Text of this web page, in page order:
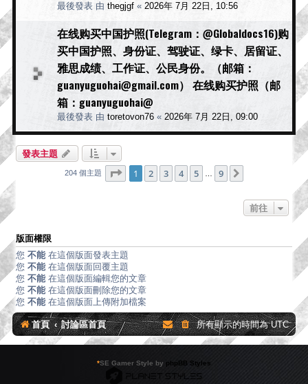
最後發表 由 thegjgf « 2026年 7月 22日, 10:56
在线购买中国护照(Telegram：@Globaldocs16)购
买中国护照、身份证、驾驶证、绿卡、居留证、
雅思成绩、工作证、公民身份。（邮箱：
guanyuguohai@gmail.com） 在线购买护照（邮
箱：guanyuguohai@
最後發表 由 toretovon76 « 2026年 7月 22日, 09:00
發表主題
204 個主題 1 頁 (共9 頁)
1 2 3 4 5 9
前往
版面權限
您 不能 在這個版面發表主題
您 不能 在這個版面回覆主題
您 不能 在這個版面編輯您的文章
您 不能 在這個版面刪除您的文章
您 不能 在這個版面上傳附加檔案
首頁 討論區首頁 所有顯示的時間為UTC
*SE Gamer Style by phpBB Styles